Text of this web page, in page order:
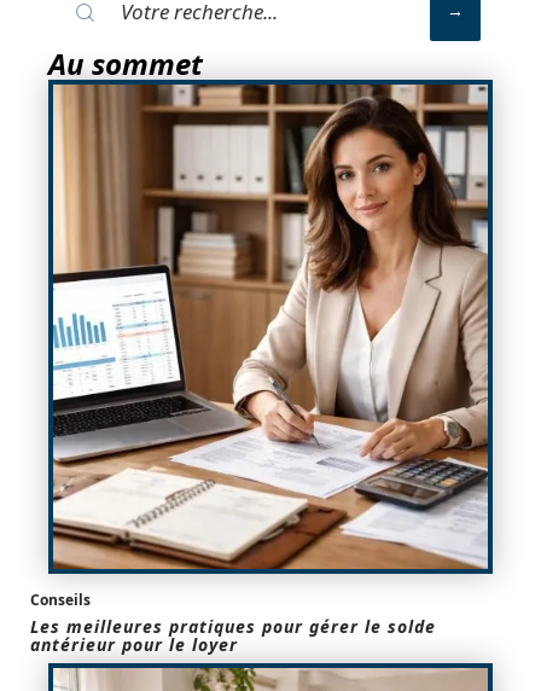
Au sommet
Conseils
Les meilleures pratiques pour gérer le solde
antérieur pour le loyer